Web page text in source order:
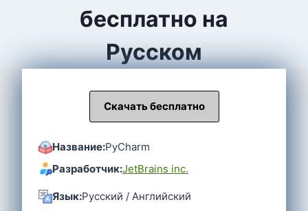
бесплатно на
Русском
Скачать бесплатно
Название:PyCharm
Разработчик:JetBrains inc.
Язык:Русский / Английский